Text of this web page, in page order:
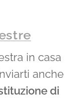
in casa
anche
di